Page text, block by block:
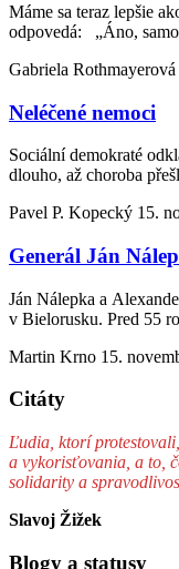
Máme sa teraz lepšie
odpovedá: „Áno,
Gabriela Rothmayerová
Neléčené nemoci
Sociální demokraté
dlouho, až choroba
Pavel P. Kopecký 15.
Generál Ján
Ján Nálepka a
v Bielorusku. Pred 55
Martin Krno 15.
Citáty
Ľudia, ktorí
a vykorisťovania, a to,
solidarity a
Slavoj Žižek
Blogy a statusy